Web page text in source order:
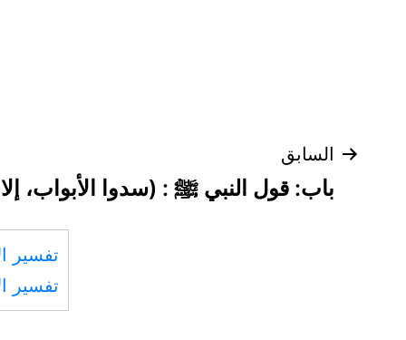
تصفّح
المقالات
السابق
باب: قول النبي ﷺ : (سدوا الأبواب،
تفسير
تفسير